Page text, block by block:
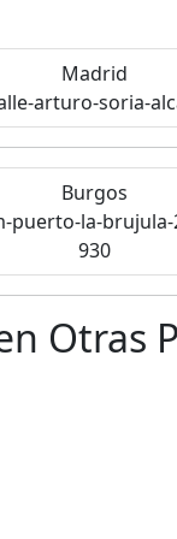
Madrid
arturo-soria-
Burgos
puerto-la-brujula-
930
Otras